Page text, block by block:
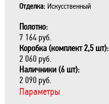
Отделка: Искусственный
Полотно:
7 164 руб.
Коробка (комплект 2,5 шт):
2 060 руб.
Наличники (6 шт):
2 090 руб.
Параметры